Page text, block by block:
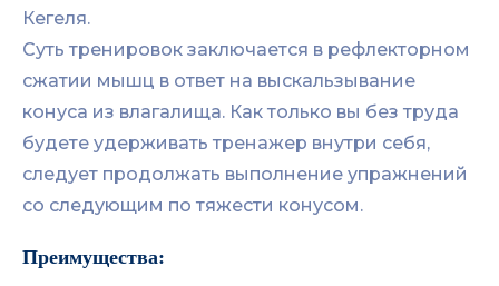
Кегеля.
Суть тренировок заключается в рефлекторном
сжатии мышц в ответ на выскальзывание
конуса из влагалища. Как только вы без труда
будете удерживать тренажер внутри себя,
следует продолжать выполнение упражнений
со следующим по тяжести конусом.
Преимущества: